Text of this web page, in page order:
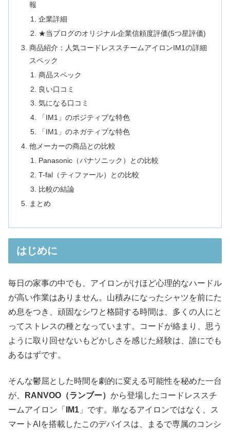
報
企業詳細
★当ブログのオリジナル企業信頼度評価(5つ星評価)
商品紹介：人気コードレススチームアイロンIM1の詳細
スペック
商品スペック
良い口コミ
気になる口コミ
「IM1」のポジティブな特色
「IM1」のネガティブな特色
他メーカーの商品との比較
Panasonic（パナソニック）との比較
T-fal（ティファール）との比較
比較の結論
まとめ
はじめに
毎日の家事の中でも、アイロンがけほど心理的なハードル
が高い作業はありません。山積みになったシャツを前にた
め息をつき、頑固なシワと格闘する時間は、多くの人にと
ってストレスの種となっています。コードが絡まり、思う
ように取り回せないもどかしさを感じた経験は、誰にでも
あるはずです。
そんな鬱屈とした時間を劇的に変える可能性を秘めた一台
が、
RANVOO（ランブー） から登場したコードレススチ
ームアイロン「
IM1 」です。単なるアイロンではなく、ス
マートAIを搭載したこのデバイスは、まるで専属のコンシ